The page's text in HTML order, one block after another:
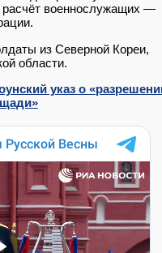
расчёт военнослужащих —
из Северной Кореи,
области.
указ о